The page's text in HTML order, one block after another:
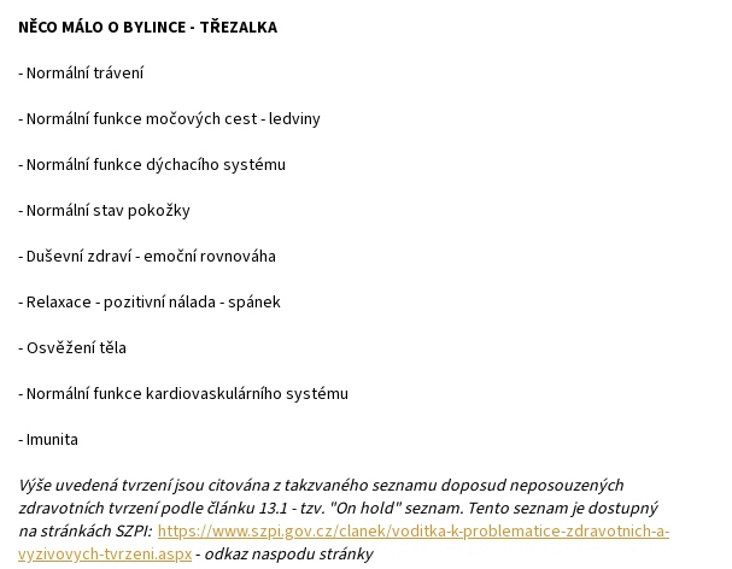
NĚCO MÁLO O BYLINCE - TŘEZALKA
- Normální trávení
- Normální funkce močových cest - ledviny
- Normální funkce dýchacího systému
- Normální stav pokožky
- Duševní zdraví - emoční rovnováha
- Relaxace - pozitivní nálada - spánek
- Osvěžení těla
- Normální funkce kardiovaskulárního systému
- Imunita
Výše uvedená tvrzení jsou citována z takzvaného seznamu doposud neposouzených
zdravotních tvrzení podle článku 13.1 - tzv. "On hold" seznam. Tento seznam je dostupný
na stránkách SZPI: https://www.szpi.gov.cz/clanek/voditka-k-problematice-zdravotnich-a-
vyzivovych-tvrzeni.aspx- odkaz naspodu stránky